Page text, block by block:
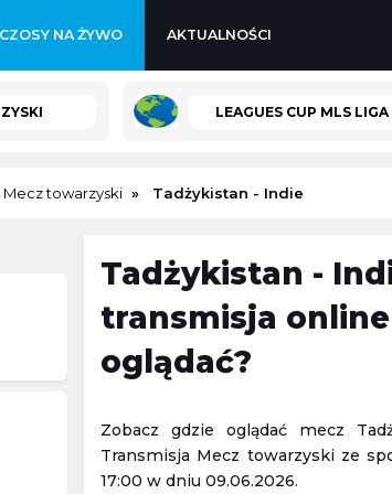
NA ŻYWO AKTUALNOŚCI
LEAGUES CUP MLS LIGA
Mecz towarzyski Tadżykistan - Indie
Challenger Grodzisk Mazowiecki
08.08.2026 1:00
Challenger Grodzisk Mazowiecki
08.08.2026 1:00
Tadżykistan -
transmisja
oglądać?
Zobacz gdzie oglądać mecz
Transmisja Mecz towarzyski ze
17:00 w dniu 09.06.2026.